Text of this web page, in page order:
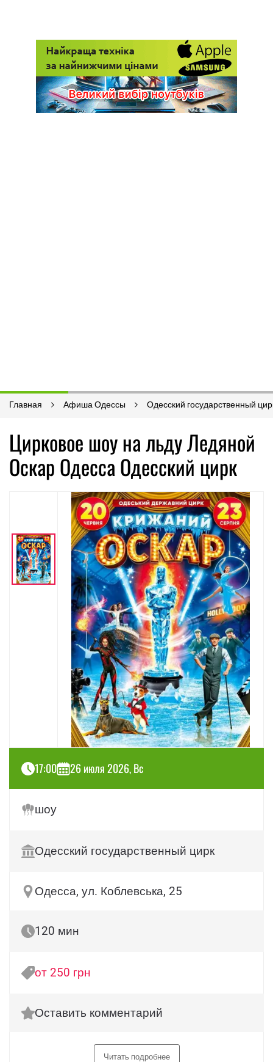
Главная Афиша Одессы Одесский государственный
Цирковое шоу на льду Ледяной
Оскар Одесса Одесский цирк
17:00 26 июля 2026, Вс
шоу
Одесский государственный цирк
Одесса, ул. Коблевська, 25
120 мин
от 250 грн
Оставить комментарий
Читать подробнее